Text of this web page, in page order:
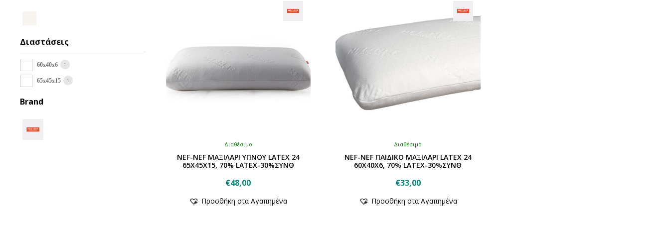
Διαθέσιμο
NEF-NEF ΜΑΞΙΛΑΡΙ ΥΠΝΟΥ LATEX 24
65X45X15, 70% LATEX-30%ΣΥΝΘ
€48,00
το
Προσθήκη στα Αγαπημένα
Διαθέσιμο
NEF-NEF ΠΑΙΔΙΚΟ ΜΑΞΙΛΑΡΙ LATEX 24
60X40X6, 70% LATEX-30%ΣΥΝΘ
€33,00
το
Προσθήκη στα Αγαπημένα
Διαστάσεις
60x40x6 1
65x45x15 1
Brand